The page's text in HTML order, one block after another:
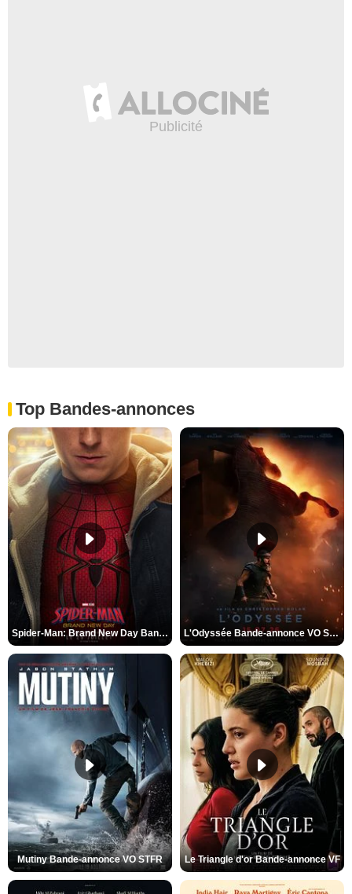
Top Bandes-annonces
Spider-Man: Brand New Day Bande-annonce VO STFR L'Odyssée Bande-annonce VO STFR
Mutiny Bande-annonce VO STFR Le Triangle d'or Bande-annonce VF